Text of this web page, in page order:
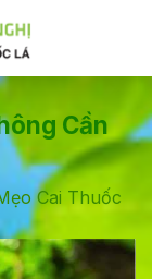
Cần
Cai Thuốc